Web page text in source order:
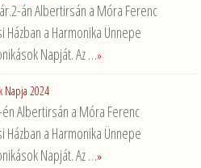
án Albertirsán a Móra Ferenc
a Harmonika Ünnepe
Napját. Az …»
Napja 2024
Albertirsán a Móra Ferenc
a Harmonika Ünnepe
Napját. Az …»